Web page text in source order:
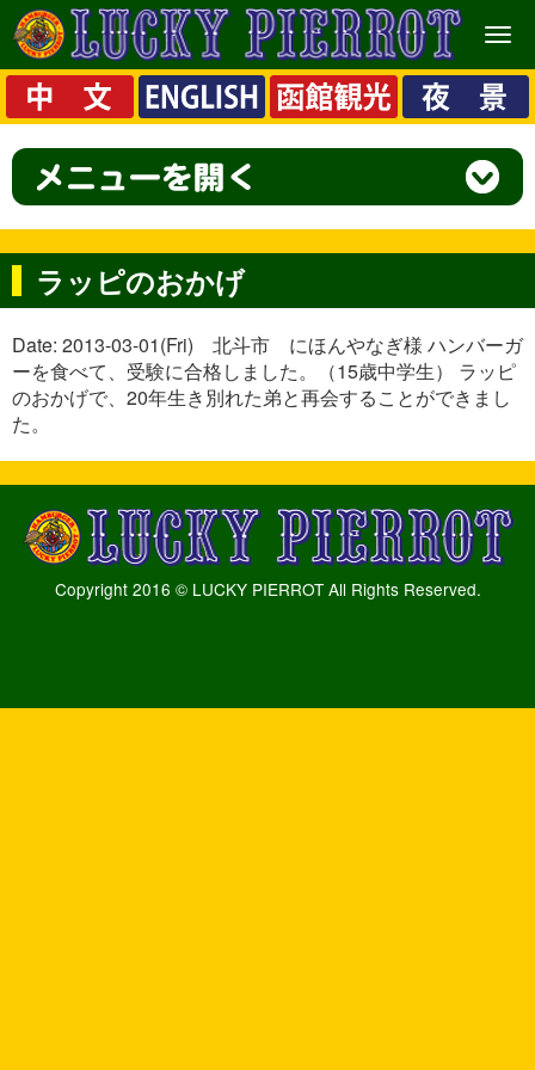
メ
ニ
ュ
ー
ラッピのおかげ
Date: 2013-03-01(Fri) 北斗市 にほんやなぎ様 ハンバーガ
ーを食べて、受験に合格しました。（15歳中学生） ラッピ
のおかげで、20年生き別れた弟と再会することができまし
た。
Copyright 2016 © LUCKY PIERROT All Rights Reserved.